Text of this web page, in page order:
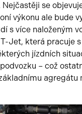
Nejčastěji se
výkonu ale bude
s více naloženým
Jet, která pracuje
jízdních
– což